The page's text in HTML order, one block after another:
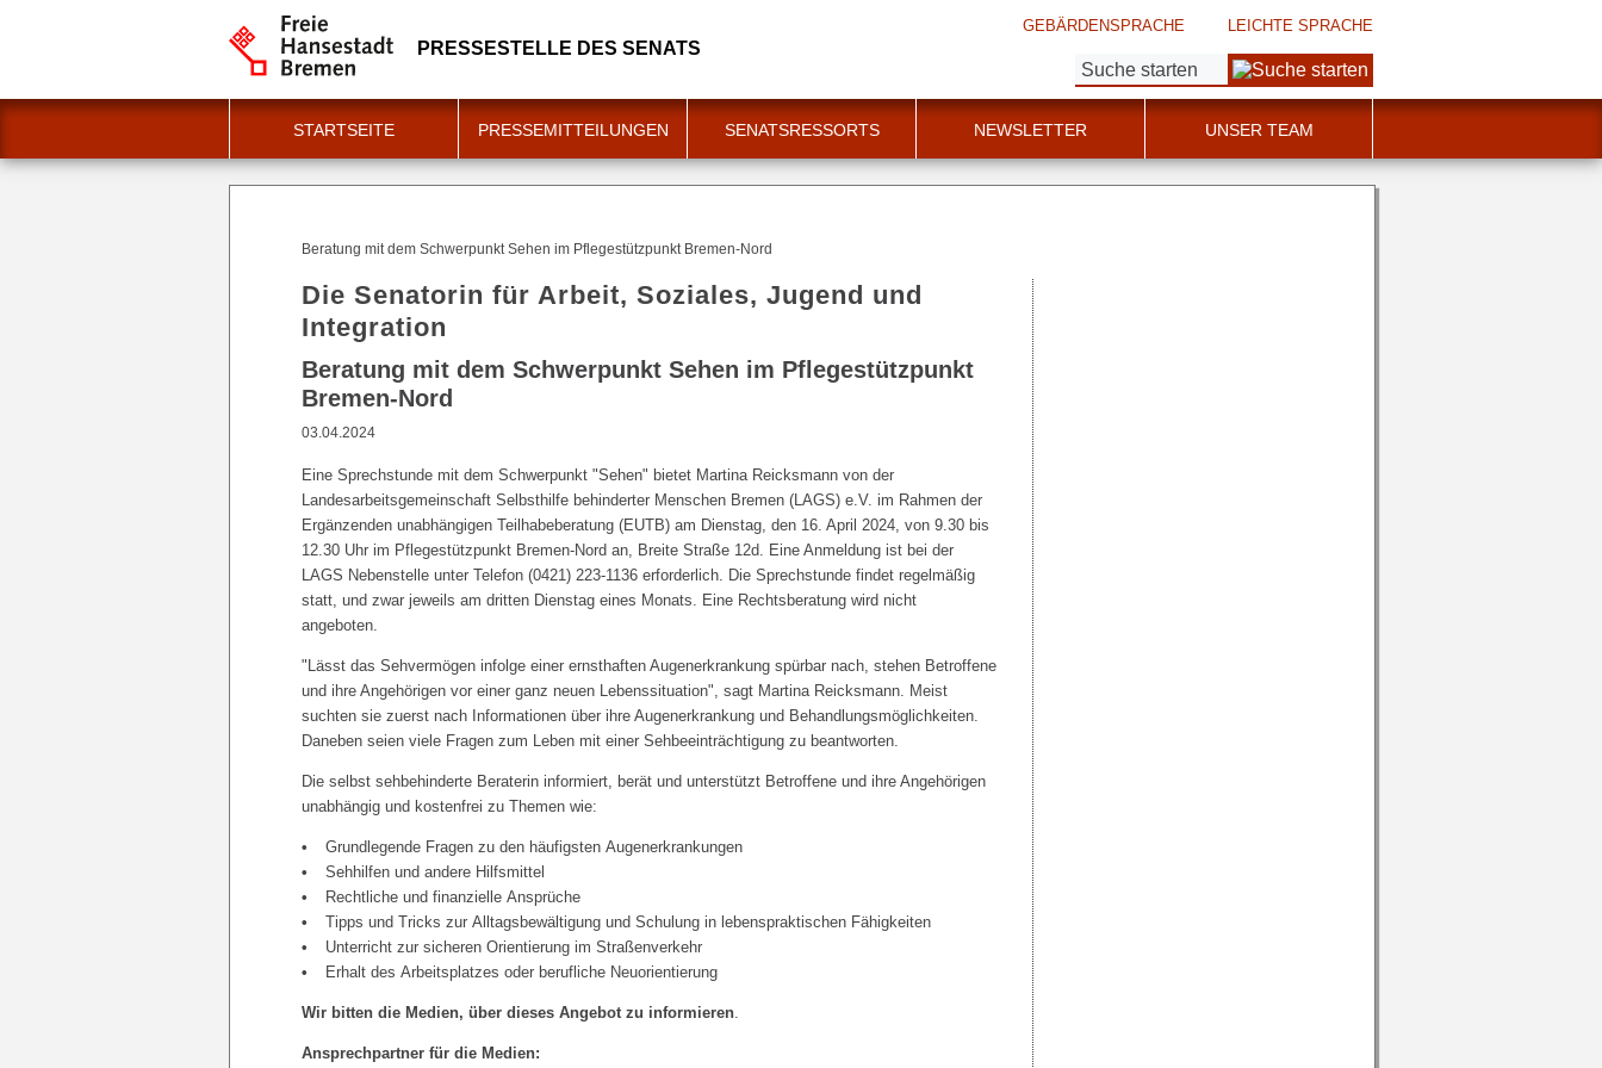
PRESSESTELLE DES SENATS
GEBÄRDENSPRACHE LEICHTE SPRACHE
Suche:
STARTSEITE PRESSEMITTEILUNGEN SENATSRESSORTS NEWSLETTER UNSER TEAM
Beratung mit dem Schwerpunkt Sehen im Pflegestützpunkt Bremen-Nord
Die Senatorin für Arbeit, Soziales, Jugend und
Integration
Beratung mit dem Schwerpunkt Sehen im Pflegestützpunkt
Bremen-Nord
03.04.2024
Eine Sprechstunde mit dem Schwerpunkt "Sehen" bietet Martina Reicksmann von der
Landesarbeitsgemeinschaft Selbsthilfe behinderter Menschen Bremen (LAGS) e.V. im Rahmen der
Ergänzenden unabhängigen Teilhabeberatung (EUTB) am Dienstag, den 16. April 2024, von 9.30 bis
12.30 Uhr im Pflegestützpunkt Bremen-Nord an, Breite Straße 12d. Eine Anmeldung ist bei der
LAGS Nebenstelle unter Telefon (0421) 223-1136 erforderlich. Die Sprechstunde findet regelmäßig
statt, und zwar jeweils am dritten Dienstag eines Monats. Eine Rechtsberatung wird nicht
angeboten.
"Lässt das Sehvermögen infolge einer ernsthaften Augenerkrankung spürbar nach, stehen Betroffene
und ihre Angehörigen vor einer ganz neuen Lebenssituation", sagt Martina Reicksmann. Meist
suchten sie zuerst nach Informationen über ihre Augenerkrankung und Behandlungsmöglichkeiten.
Daneben seien viele Fragen zum Leben mit einer Sehbeeinträchtigung zu beantworten.
Die selbst sehbehinderte Beraterin informiert, berät und unterstützt Betroffene und ihre Angehörigen
unabhängig und kostenfrei zu Themen wie:
Grundlegende Fragen zu den häufigsten Augenerkrankungen
Sehhilfen und andere Hilfsmittel
Rechtliche und finanzielle Ansprüche
Tipps und Tricks zur Alltagsbewältigung und Schulung in lebenspraktischen Fähigkeiten
Unterricht zur sicheren Orientierung im Straßenverkehr
Erhalt des Arbeitsplatzes oder berufliche Neuorientierung
Wir bitten die Medien, über dieses Angebot zu informieren.
Ansprechpartner für die Medien: